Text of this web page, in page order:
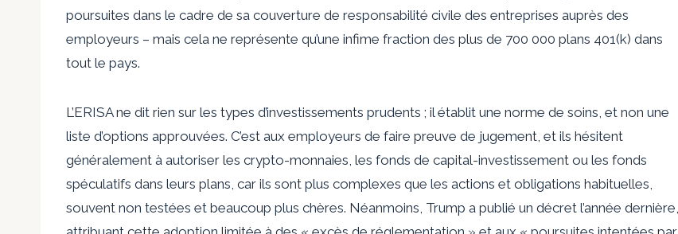
poursuites dans le cadre de sa couverture de responsabilité civile des entreprises auprès des
employeurs – mais cela ne représente qu’une infime fraction des plus de 700 000 plans 401(k) dans
tout le pays.
L’ERISA ne dit rien sur les types d’investissements prudents ; il établit une norme de soins, et non une
liste d’options approuvées. C’est aux employeurs de faire preuve de jugement, et ils hésitent
généralement à autoriser les crypto-monnaies, les fonds de capital-investissement ou les fonds
spéculatifs dans leurs plans, car ils sont plus complexes que les actions et obligations habituelles,
souvent non testées et beaucoup plus chères. Néanmoins, Trump a publié un décret l’année dernière,